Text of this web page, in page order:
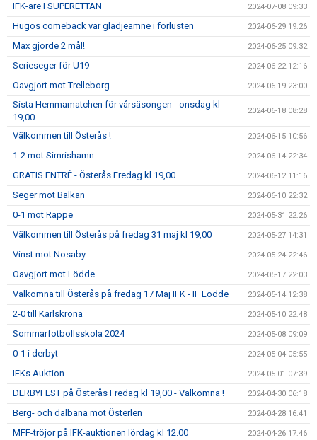
IFK-are I SUPERETTAN 2024-07-08 09:33
Hugos comeback var glädjeämne i förlusten 2024-06-29 19:26
Max gjorde 2 mål! 2024-06-25 09:32
Serieseger för U19 2024-06-22 12:16
Oavgjort mot Trelleborg 2024-06-19 23:00
Sista Hemmamatchen för vårsäsongen - onsdag kl
19,00
2024-06-18 08:28
Välkommen till Österås ! 2024-06-15 10:56
1-2 mot Simrishamn 2024-06-14 22:34
GRATIS ENTRÉ - Österås Fredag kl 19,00 2024-06-12 11:16
Seger mot Balkan 2024-06-10 22:32
0-1 mot Räppe 2024-05-31 22:26
Välkommen till Österås på fredag 31 maj kl 19,00 2024-05-27 14:31
Vinst mot Nosaby 2024-05-24 22:46
Oavgjort mot Lödde 2024-05-17 22:03
Välkomna till Österås på fredag 17 Maj IFK - IF Lödde 2024-05-14 12:38
2-0 till Karlskrona 2024-05-10 22:48
Sommarfotbollsskola 2024 2024-05-08 09:09
0-1 i derbyt 2024-05-04 05:55
IFKs Auktion 2024-05-01 07:39
DERBYFEST på Österås Fredag kl 19,00 - Välkomna ! 2024-04-30 06:18
Berg- och dalbana mot Österlen 2024-04-28 16:41
MFF-tröjor på IFK-auktionen lördag kl 12.00 2024-04-26 17:46